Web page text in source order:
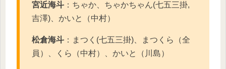
宮近海斗 ：ちゃか、ちゃかちゃん(七五三掛,
吉澤)、かいと（中村）
松倉海斗 ：まつく(七五三掛)、まつくら（全
員）、くら（中村）、かいと（川島）